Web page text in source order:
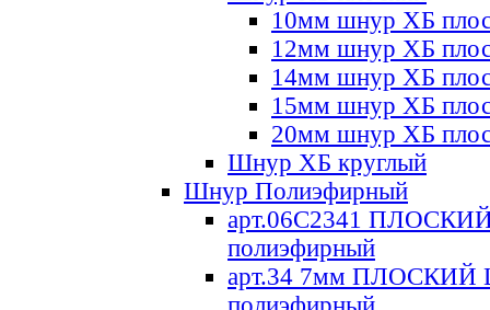
10мм шнур ХБ
12мм шнур ХБ
14мм шнур ХБ
15мм шнур ХБ
20мм шнур ХБ
Шнур ХБ круглый
Шнур Полиэфирный
арт.06С2341
полиэфирный
арт.34 7мм ПЛОСКИЙ